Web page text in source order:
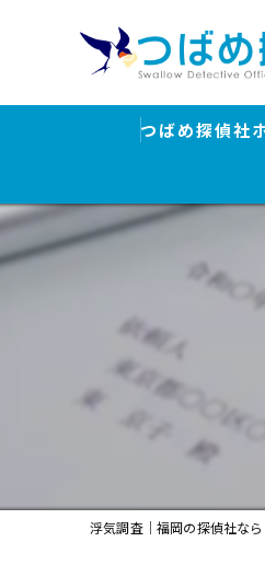
つばめ探偵社
浮気調査｜福岡の探偵社な